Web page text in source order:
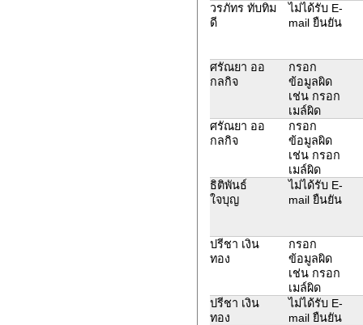
วรภัทร ทับทิม
ดี
ไม่ได้รับ E-
mail ยืนยัน
ศรัณยา ออ
กลกิจ
กรอก
ข้อมูลผิด
เช่น กรอก
เมล์ผิด
ศรัณยา ออ
กลกิจ
กรอก
ข้อมูลผิด
เช่น กรอก
เมล์ผิด
ธิติพันธ์
ใจบุญ
ไม่ได้รับ E-
mail ยืนยัน
ปรีชา เงิน
ทอง
กรอก
ข้อมูลผิด
เช่น กรอก
เมล์ผิด
ปรีชา เงิน
ทอง
ไม่ได้รับ E-
mail ยืนยัน